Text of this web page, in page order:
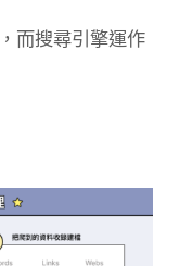
而搜尋引擎運作